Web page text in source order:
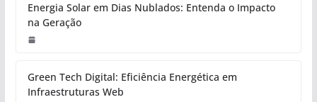
Energia Solar em Dias Nublados: Entenda o Impacto
na Geração
Green Tech Digital: Eficiência Energética em
Infraestruturas Web